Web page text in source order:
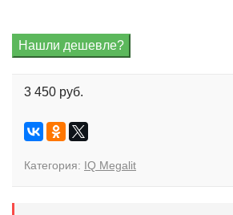
3 450 руб.
Категория: IQ Megalit